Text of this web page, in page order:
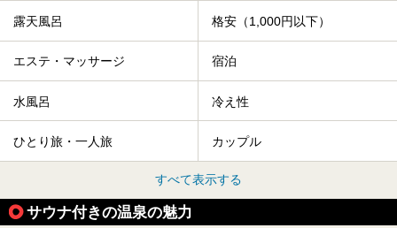
露天風呂 格安（1,000円以下）
エステ・マッサージ 宿泊
水風呂 冷え性
ひとり旅・一人旅 カップル
すべて表示する
サウナ付きの温泉の魅力